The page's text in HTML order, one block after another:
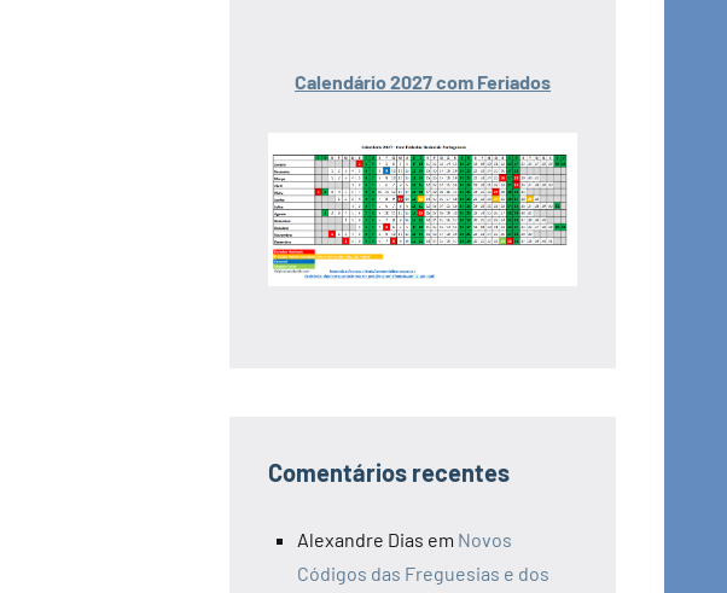
Calendário 2027 com Feriados
Comentários recentes
Alexandre Dias em Novos
Códigos das Freguesias e dos